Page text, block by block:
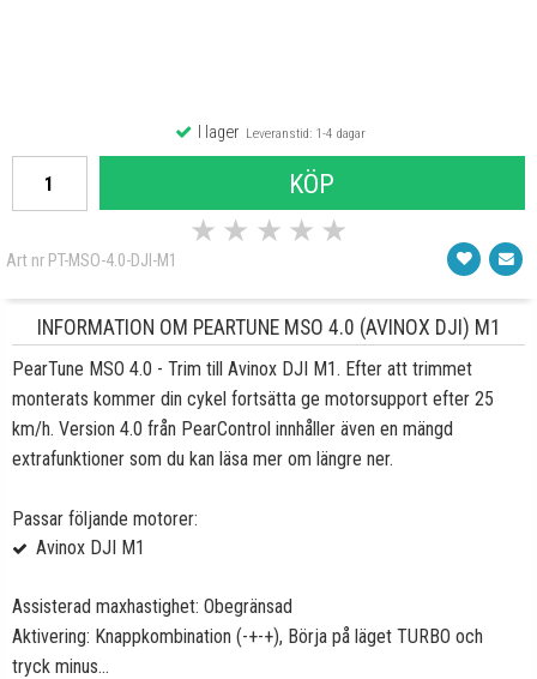
I lagerLeveranstid: 1-4 dagar
KÖP
★ ★ ★ ★ ★
Art nr PT-MSO-4.0-DJI-M1
INFORMATION OM PEARTUNE MSO 4.0 (AVINOX DJI) M1
PearTune MSO 4.0 - Trim till Avinox DJI M1. Efter att trimmet
monterats kommer din cykel fortsätta ge motorsupport efter 25
km/h. Version 4.0 från PearControl innhåller även en mängd
extrafunktioner som du kan läsa mer om längre ner.
Passar följande motorer:
Avinox DJI M1
Assisterad maxhastighet: Obegränsad
Aktivering: Knappkombination (-+-+), Börja på läget TURBO och
tryck minus...